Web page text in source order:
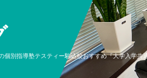
個別指導塾テスティー駒込校おすすめ『大学入学共